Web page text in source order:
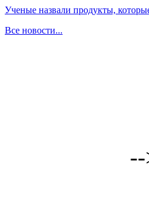
Ученые назвали продукты,
Все новости...